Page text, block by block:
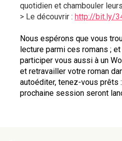
quotidien et chambouler
> Le découvrir : http://bit.ly/
Nous espérons que vous
lecture parmi ces romans ;
participer vous aussi à un
et retravailler votre roman
autoéditer, tenez-vous prêts
prochaine session seront